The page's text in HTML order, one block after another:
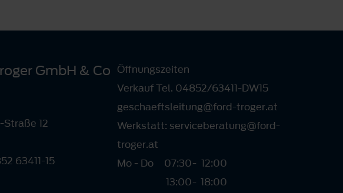
GmbH & Co
Straße 12
63411-15
Öffnungszeiten
Verkauf Tel. 04852/63411-DW15
geschaeftsleitung@ford-troger.at
Werkstatt: serviceberatung@ford-
troger.at
Mo - Do
07:30
13:00
-
-
12:00
18:00